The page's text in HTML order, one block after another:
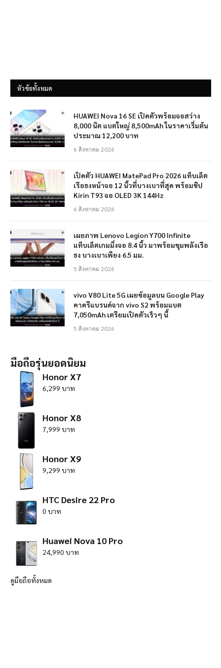
หัวข้อทั้งหมด
HUAWEI Nova 16 SE เปิดตัวพร้อมจอสว่าง
8,000 นิต แบตใหญ่ 8,500mAh ในราคาเริ่มต้น
ประมาณ 12,200 บาท
6 สิงหาคม 2026
เปิดตัว HUAWEI MatePad Pro 2026 แท็บเล็ต
เรือธงหน้าจอ 12 นิ้วที่บางเบาที่สุด พร้อมชิป
Kirin T93 จอ OLED 3K 144Hz
6 สิงหาคม 2026
เผยภาพ Lenovo Legion Y700 Infinite
แท็บเล็ตเกมมิ่งจอ 8.4 นิ้ว มาพร้อมขุมพลังเรือ
ธง บางเบาเพียง 6.5 มม.
5 สิงหาคม 2026
vivo V80 Lite 5G เผยข้อมูลบน Google Play
คาดรีแบรนด์จาก vivo S2 พร้อมแบต
7,050mAh เตรียมเปิดตัวเร็วๆ นี้
5 สิงหาคม 2026
มือถือรุ่นยอดนิยม
Honor X7
6,299 บาท
Honor X8
7,999 บาท
Honor X9
9,299 บาท
HTC Desire 22 Pro
0 บาท
Huawei Nova 10 Pro
24,990 บาท
ดูมือถือทั้งหมด